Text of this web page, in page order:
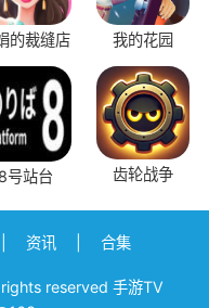
的裁缝店 我的花园
8号站台 齿轮战争
资讯 合集
reserved 手游TV